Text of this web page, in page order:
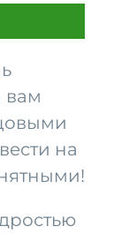
вам
на